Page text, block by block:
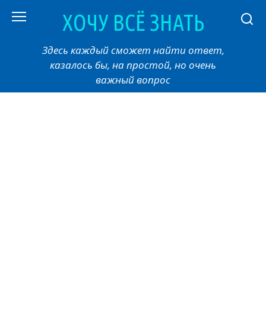
ХОЧУ ВСЁ ЗНАТЬ
Здесь каждый сможет найти ответ,
казалось бы, на простой, но очень
важный вопрос